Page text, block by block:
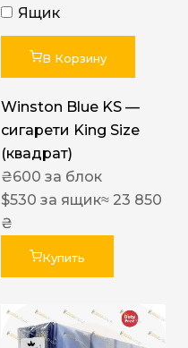
Ящик
В Корзину
Winston Blue KS —
сигарети King Size
(квадрат)
₴600 за блок
$530 за ящик≈ 23 850
₴
Купить